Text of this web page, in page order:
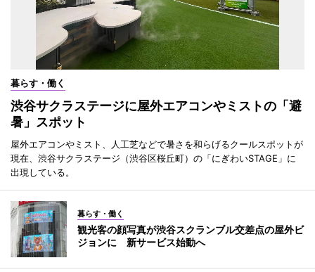
暮らす・働く
渋谷サクラステージに屋外エアコンやミストの「避
暑」スポット
屋外エアコンやミスト、人工芝などで暑さを和らげるクールスポットが
現在、渋谷サクラステージ（渋谷区桜丘町）の「にぎわいSTAGE」に
出現している。
暮らす・働く
観光客の顔写真が渋谷スクランブル交差点の屋外ビ
ジョンに 新サービス始動へ